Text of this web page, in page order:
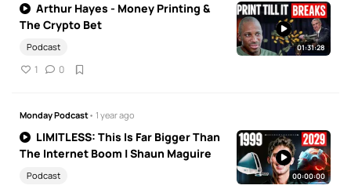
Arthur Hayes - Money Printing &
The Crypto Bet
Podcast
1 0
01:31:28
Monday Podcast• 1 year ago
LIMITLESS: This Is Far Bigger Than
The Internet Boom | Shaun Maguire
Podcast 00:00:00